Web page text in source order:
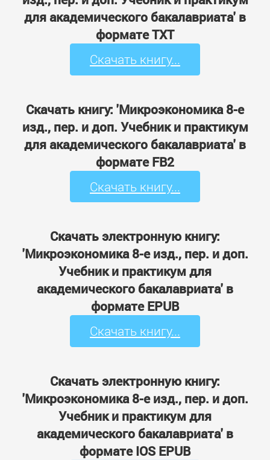
для академического бакалавриата' в
формате TXT
Скачать книгу...
Скачать книгу: 'Микроэкономика 8-е
изд., пер. и доп. Учебник и практикум
для академического бакалавриата' в
формате FB2
Скачать книгу...
Скачать электронную книгу:
'Микроэкономика 8-е изд., пер. и доп.
Учебник и практикум для
академического бакалавриата' в
формате EPUB
Скачать книгу...
Скачать электронную книгу:
'Микроэкономика 8-е изд., пер. и доп.
Учебник и практикум для
академического бакалавриата' в
формате IOS EPUB